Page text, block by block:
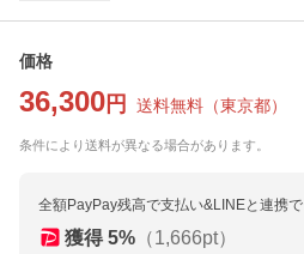
価格
36,300 円 送料無料 （東京都）
条件により送料が異なる場合があります。
全額PayPay残高で支払い&LINEと連携で
獲得 5% （1,666pt）